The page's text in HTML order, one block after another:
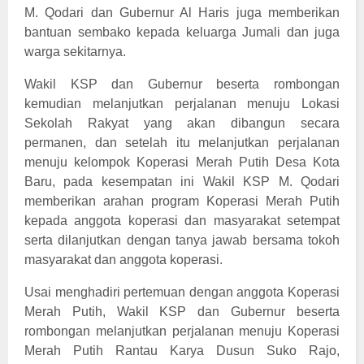
M. Qodari dan Gubernur Al Haris juga memberikan
bantuan sembako kepada keluarga Jumali dan juga
warga sekitarnya.
Wakil KSP dan Gubernur beserta rombongan
kemudian melanjutkan perjalanan menuju Lokasi
Sekolah Rakyat yang akan dibangun secara
permanen, dan setelah itu melanjutkan perjalanan
menuju kelompok Koperasi Merah Putih Desa Kota
Baru, pada kesempatan ini Wakil KSP M. Qodari
memberikan arahan program Koperasi Merah Putih
kepada anggota koperasi dan masyarakat setempat
serta dilanjutkan dengan tanya jawab bersama tokoh
masyarakat dan anggota koperasi.
Usai menghadiri pertemuan dengan anggota Koperasi
Merah Putih, Wakil KSP dan Gubernur beserta
rombongan melanjutkan perjalanan menuju Koperasi
Merah Putih Rantau Karya Dusun Suko Rajo,